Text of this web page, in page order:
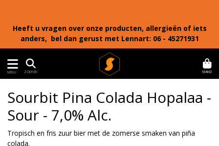
Heeft u vragen over onze producten, allergieën of iets
anders, bel dan gerust met Lennart: 06 - 45271931
MENU ZOEKEN MAND
Sourbit Pina Colada Hopalaa -
Sour - 7,0% Alc.
Tropisch en fris zuur bier met de zomerse smaken van piña
colada.